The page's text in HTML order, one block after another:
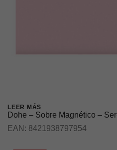
LEER MÁS
Dohe – Sobre Magnético –
EAN: 8421938797954